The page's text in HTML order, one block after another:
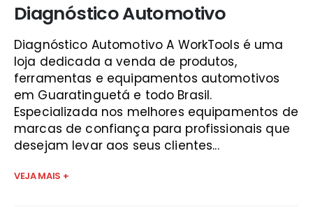
Diagnóstico Automotivo
Diagnóstico Automotivo A WorkTools é uma
loja dedicada a venda de produtos,
ferramentas e equipamentos automotivos
em Guaratinguetá e todo Brasil.
Especializada nos melhores equipamentos de
marcas de confiança para profissionais que
desejam levar aos seus clientes...
VEJA MAIS +